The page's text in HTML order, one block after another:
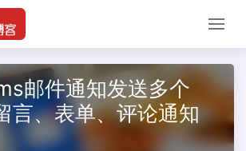
邮件通知发送多个
言、表单、评论通知